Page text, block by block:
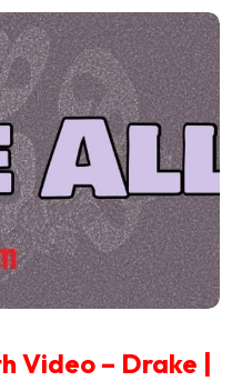
Video – Drake |